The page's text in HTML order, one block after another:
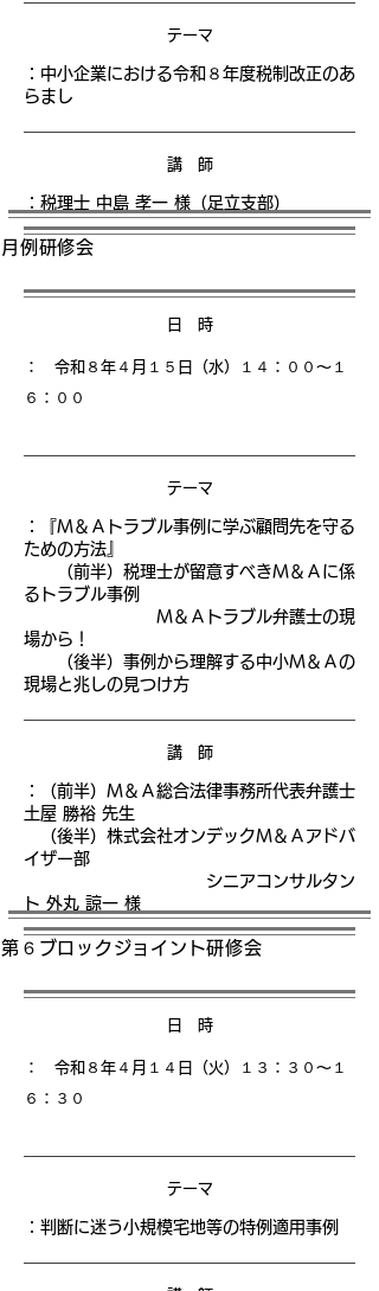
テーマ
：中小企業における令和８年度税制改正のあ
らまし
講 師
：税理士 中島 孝一 様（足立支部）
月例研修会
日 時
： 令和８年４月１５日（水）１４
：００〜１
６：００
テーマ
：
『Ｍ＆Ａトラブル事例に学ぶ顧問先を守る
ための方法』
（前半）税理士が留意すべきＭ＆Ａに係
るトラブル事例
Ｍ＆Ａトラブル弁護士の現
場から！
（後半）事例から理解する中小Ｍ＆Ａの
現場と兆しの見つけ方
講 師
：
（前半）Ｍ＆Ａ総合法律事務所代表弁護士
土屋 勝裕 先生
（後半）株式会社オンデックＭ＆Ａアドバ
イザー部
シニアコンサルタン
ト 外丸 諒一 様
第６ブロックジョイント研修会
日 時
： 令和８年４月１４日（火）１３
：３０〜１
６：３０
テーマ
：判断に迷う小規模宅地等の特例適用事例